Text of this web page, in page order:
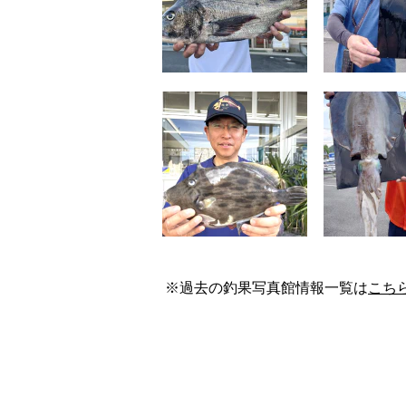
※過去の釣果写真館情報一覧はこち